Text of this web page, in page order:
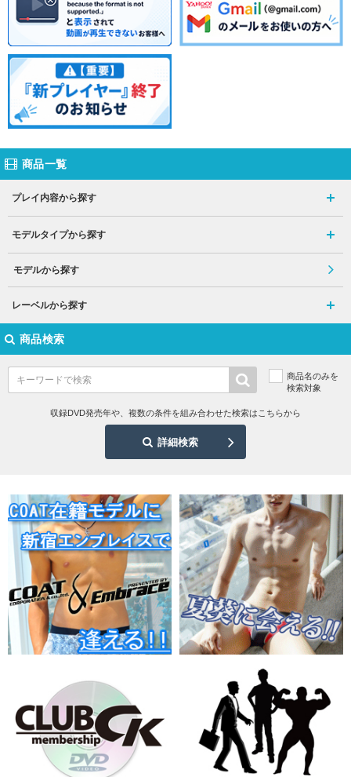
商品一覧
プレイ内容から探す
モデルタイプから探す
モデルから探す
レーベルから探す
商品検索
商品名のみを
検索対象
収録DVD発売年や、複数の条件を組み合わせた検索はこちらから
詳細検索